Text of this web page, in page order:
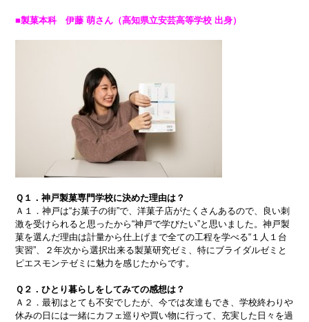
■製菓本科 伊藤 萌さん（高知県立安芸高等学校 出身）
Ｑ１．神戸製菓専門学校に決めた理由は？
Ａ１．神戸は“お菓子の街”で、洋菓子店がたくさんあるので、良い刺
激を受けられると思ったから“神戸で学びたい”と思いました。神戸製
菓を選んだ理由は計量から仕上げまで全ての工程を学べる“１人１台
実習”、２年次から選択出来る製菓研究ゼミ、特にブライダルゼミと
ピエスモンテゼミに魅力を感じたからです。
Ｑ２．ひとり暮らしをしてみての感想は？
Ａ２．最初はとても不安でしたが、今では友達もでき、学校終わりや
休みの日には一緒にカフェ巡りや買い物に行って、充実した日々を過